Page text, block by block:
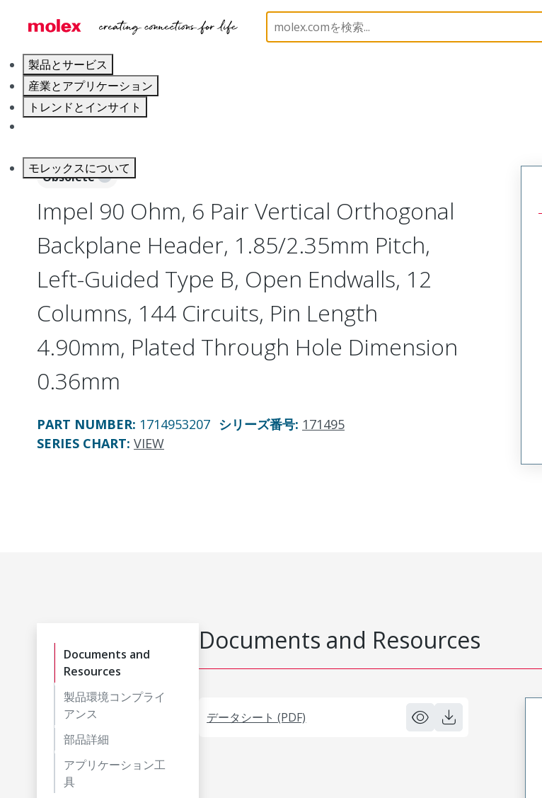
製品とサービス
産業とアプリケーション
トレンドとインサイト
モレックスについて
Backplane Connectors 171495 1714953207
Obsolete
Impel 90 Ohm, 6 Pair Vertical Orthogonal
Backplane Header, 1.85/2.35mm Pitch,
Left-Guided Type B, Open Endwalls, 12
Columns, 144 Circuits, Pin Length
4.90mm, Plated Through Hole Dimension
0.36mm
PART NUMBER: 1714953207 シリーズ番号: 171495
SERIES CHART: VIEW
Documents and
Resources
製品環境コンプライ
アンス
部品詳細
アプリケーション工
具
Documents and Resources
データシート (PDF)